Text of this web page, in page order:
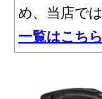
め、当店で
一覧はこち